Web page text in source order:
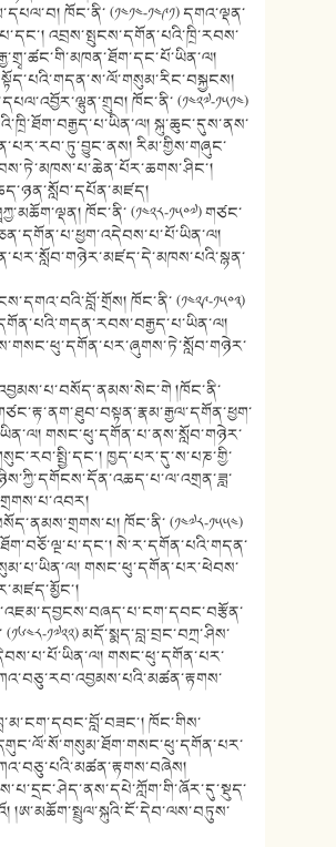
ཁོང་ནི་ (༡༤༡༤-༡༤༩༡) དགའ་ལྡན་
འབྲས་སྤུངས་དགོན་པའི་ཁྲི་རབས་
ཁོང་ནི་ (༡༤༢༧-༡༥༡༤)
སྐུ་ཆུང་དུས་ནས་
རིམ་གྱིས་གཞུང་
ཁོང་ནི་ (༡༤༢༨-༡༥༠༧) གཙང་
ཁོང་ནི་ (༡༤༢༩-༡༥༠༣)
།ཁོང་ནི་
གཙང་རྟ་ནག་ཐུབ་བསྟན་རྣམ་རྒྱལ་དགོན་ཕྱག་
གསང་ཕུ་དགོན་པ་ནས་སློབ་གཉེར་
ཁྱད་པར་དུ་ས་པཎ་གྱི་
ཁོང་ནི་ (༡༤༧༨-༡༥༥༤)
སེ་ར་དགོན་པའི་གདན་
གསང་ཕུ་དགོན་པར་ཕེབས་
༡༧༢༢) མདོ་སྨད་བླ་བྲང་བཀྲ་ཤིས་
གསང་ཕུ་དགོན་པར་
ཁོང་གིས་
དགུང་ལོ་སོ་གསུམ་ཐོག་གསང་ཕུ་དགོན་པར་
།ཨ་མཆོག་སྤྲུལ་སྐུའི་ངོ་དེབ་ལས་བཏུས་